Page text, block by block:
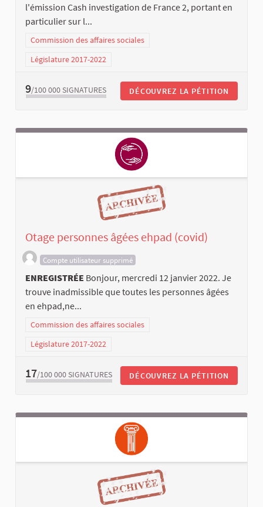
l'émission Cash investigation de France 2, portant en
particulier sur l...
Commission des affaires sociales
Législature 2017-2022
9/100 000 SIGNATURES DÉCOUVREZ LA PÉTITION
Otage personnes âgées ehpad (covid)
Compte utilisateur supprimé
ENREGISTRÉE Bonjour, mercredi 12 janvier 2022. Je
trouve inadmissible que toutes les personnes âgées
en ehpad,ne...
Commission des affaires sociales
Législature 2017-2022
17/100 000 SIGNATURES DÉCOUVREZ LA PÉTITION